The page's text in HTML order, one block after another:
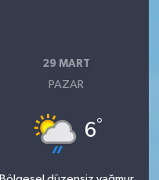
29 MART
PAZAR
6°